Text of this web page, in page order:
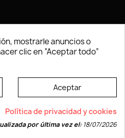
mostrarle anuncios o
clic en “Aceptar todo”
Aceptar
Política de privacidad y cookies
por última vez el:18/07/2026